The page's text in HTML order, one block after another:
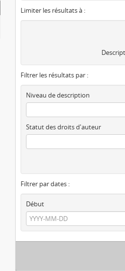
Limiter les résultats à :
Filtrer les résultats par :
Niveau de description
Statut des droits d'auteur
Filtrer par dates :
Début